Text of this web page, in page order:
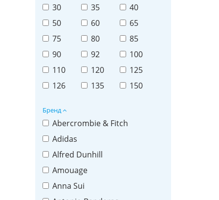
30
35
40
50
60
65
75
80
85
90
92
100
110
120
125
126
135 150
Бренд
Abercrombie & Fitch
Adidas
Alfred Dunhill
Amouage
Anna Sui